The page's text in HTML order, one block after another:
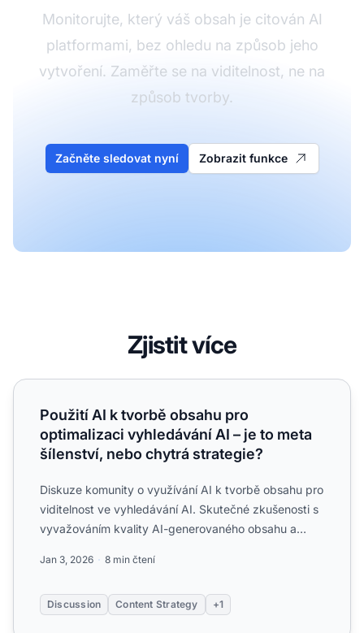
Monitorujte, který váš obsah je citován AI
platformami, bez ohledu na způsob jeho
vytvoření. Zaměřte se na viditelnost, ne na
způsob tvorby.
Začněte sledovat nyní Zobrazit funkce
Zjistit více
Použití AI k tvorbě obsahu pro optimalizaci vyhledávání
Použití AI k tvorbě obsahu pro
optimalizaci vyhledávání AI – je to meta
šílenství, nebo chytrá strategie?
Diskuze komunity o využívání AI k tvorbě obsahu pro
viditelnost ve vyhledávání AI. Skutečné zkušenosti s
vyvažováním kvality AI-generovaného obsahu a
Jan 3, 2026 8 min čtení
Discussion Content Strategy +1